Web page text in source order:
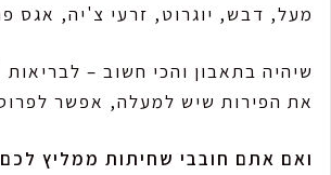
מעל, דבש, יוגרוט, זרעי צ'יה, אגס
שיהיה בתאבון והכי חשוב – לבריאות
את הפירות שיש למעלה, אפשר
ואם אתם חובבי שחיתות ממליץ